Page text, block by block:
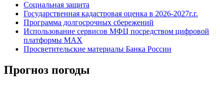
Социальная защита
Государственная кадастровая оценка в 2026-2027г.г.
Программа долгосрочных сбережений
Использование сервисов МФЦ посредством цифровой
платформы MAX
Просветительские материалы Банка России
Прогноз погоды